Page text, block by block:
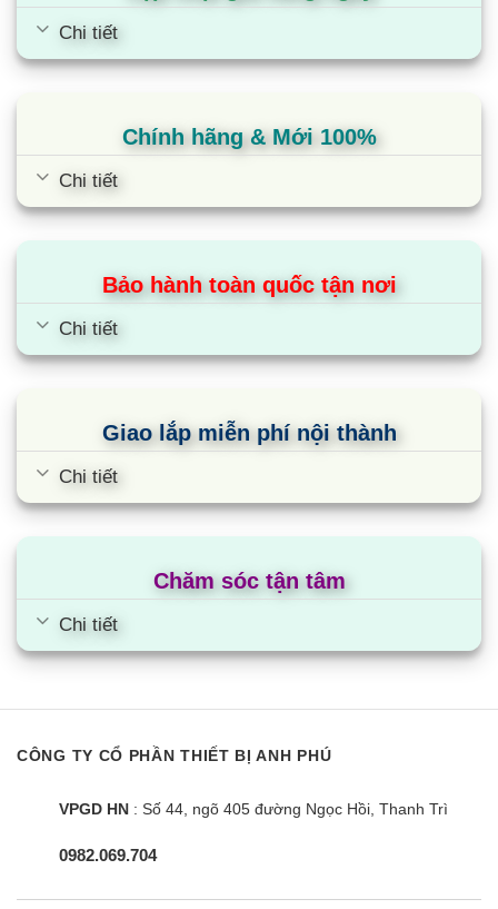
Chi tiết
Chính hãng & Mới 100%
Chi tiết
Bảo hành toàn quốc tận nơi
Chi tiết
Giao lắp miễn phí nội thành
Chi tiết
Chăm sóc tận tâm
Chi tiết
CÔNG TY CỔ PHẦN THIẾT BỊ ANH PHÚ
VPGD HN : Số 44, ngõ 405 đường Ngọc Hồi, Thanh Trì
0982.069.704